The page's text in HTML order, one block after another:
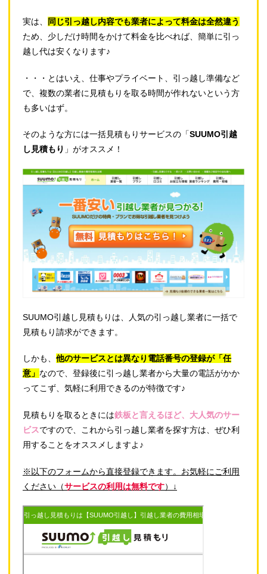
実は、
同じ引っ越し内容でも業者によって料金は全然違う
ため、少しだけ時間をかけて料金を比べれば、簡単に引っ
越し代は安くなります♪
・・・とはいえ、仕事やプライベート、引っ越し準備など
で、複数の業者に見積もりを取る時間が作れないという方
も多いはず。
そのような方には一括見積もりサービスの「SUUMO引越
し見積もり 」がオススメ！
SUUMO引越し見積もりは、人気の引っ越し業者に一括で
見積もり請求ができます。
しかも、 他のサービスとは異なり電話番号の登録が「任
意」 なので、登録後に引っ越し業者から大量の電話がかか
ってこず、気軽に利用できるのが特徴です♪
見積もりを取るときには鉄板と言えるほど、大人気のサー
ビスですので、これから引っ越し業者を探す方は、ぜひ利
用することをオススメしますよ♪
※以下のフォームから直接登録できます。お気軽にご利用
ください（サービスの利用は無料です）↓